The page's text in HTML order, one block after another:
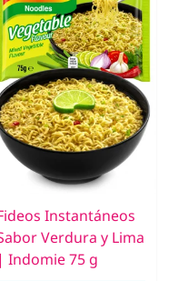
Instantáneos
Verdura y Lima
| Indomie 75 g